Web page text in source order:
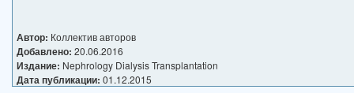
Автор: Коллектив авторов
Добавлено: 20.06.2016
Издание: Nephrology Dialysis Transplantation
Дата публикации: 01.12.2015